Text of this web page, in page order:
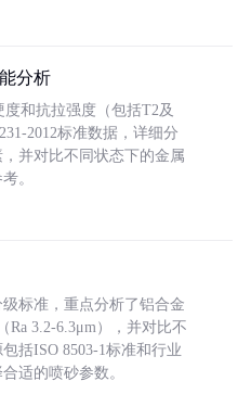
分析
和抗拉强度（包括T2及
2012标准数据，详细分
并对比不同状态下的金属
。
标准，重点分析了铝合金
Ra 3.2-6.3μm），并对比不
括ISO 8503-1标准和行业
适的喷砂参数。